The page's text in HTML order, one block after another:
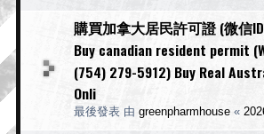
購買加拿大居民許可證 (微信
Buy canadian resident permit
(754) 279-5912) Buy Real
Onli
最後發表 由 greenpharmhouse «